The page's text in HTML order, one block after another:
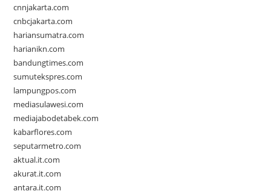
cnnjakarta.com
cnbcjakarta.com
hariansumatra.com
harianikn.com
bandungtimes.com
sumutekspres.com
lampungpos.com
mediasulawesi.com
mediajabodetabek.com
kabarflores.com
seputarmetro.com
aktual.it.com
akurat.it.com
antara.it.com